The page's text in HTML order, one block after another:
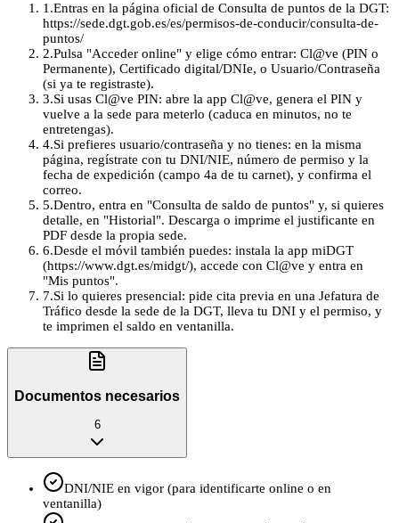
1 .Entras en la página oficial de Consulta de puntos de la DGT:
https://sede.dgt.gob.es/es/permisos-de-conducir/consulta-de-
puntos/
2.Pulsa "Acceder online" y elige cómo entrar: Cl@ve (PIN o
Permanente), Certificado digital/DNIe, o Usuario/Contraseña
(si ya te registraste).
3.Si usas Cl@ve PIN: abre la app Cl@ve, genera el PIN y
vuelve a la sede para meterlo (caduca en minutos, no te
entretengas).
4.Si prefieres usuario/contraseña y no tienes: en la misma
página, regístrate con tu DNI/NIE, número de permiso y la
fecha de expedición (campo 4a de tu carnet), y confirma el
correo.
5.Dentro, entra en "Consulta de saldo de puntos" y, si quieres
detalle, en "Historial". Descarga o imprime el justificante en
PDF desde la propia sede.
6.Desde el móvil también puedes: instala la app miDGT
(https://www.dgt.es/midgt/), accede con Cl@ve y entra en
"Mis puntos".
7.Si lo quieres presencial: pide cita previa en una Jefatura de
Tráfico desde la sede de la DGT, lleva tu DNI y el permiso, y
te imprimen el saldo en ventanilla.
Documentos necesarios
6
DNI/NIE en vigor (para identificarte online o en
ventanilla)